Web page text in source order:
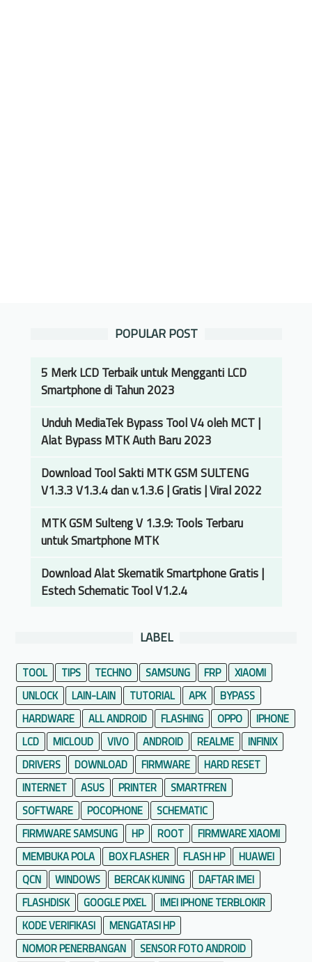
POPULAR POST
5 Merk LCD Terbaik untuk Mengganti LCD
Smartphone di Tahun 2023
Unduh MediaTek Bypass Tool V4 oleh MCT |
Alat Bypass MTK Auth Baru 2023
Download Tool Sakti MTK GSM SULTENG
V1.3.3 V1.3.4 dan v.1.3.6 | Gratis | Viral 2022
MTK GSM Sulteng V 1.3.9: Tools Terbaru
untuk Smartphone MTK
Download Alat Skematik Smartphone Gratis |
Estech Schematic Tool V1.2.4
LABEL
TOOL TIPS TECHNO SAMSUNG FRP
XIAOMI
UNLOCK
LAIN-LAIN TUTORIAL APK
BYPASS
HARDWARE
ALL ANDROID FLASHING OPPO
IPHONE
LCD
MICLOUD VIVO ANDROID REALME
INFINIX
DRIVERS
DOWNLOAD FIRMWARE
HARD RESET
INTERNET
ASUS PRINTER
SMARTFREN
SOFTWARE
POCOPHONE
SCHEMATIC
FIRMWARE SAMSUNG
HP ROOT
FIRMWARE XIAOMI
MEMBUKA POLA
BOX FLASHER FLASH HP
HUAWEI
QCN
WINDOWS BERCAK KUNING
DAFTAR IMEI
FLASHDISK
GOOGLE PIXEL
IMEI IPHONE TERBLOKIR
KODE VERIFIKASI
MENGATASI HP
NOMOR PENERBANGAN
SENSOR FOTO ANDROID